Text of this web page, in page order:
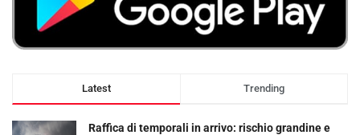
Latest Trending
Raffica di temporali in arrivo: rischio grandine e